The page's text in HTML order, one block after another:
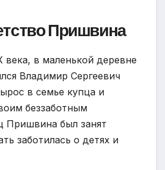
Пришвина
века, в маленькой деревне
Владимир Сергеевич
в семье купца и
беззаботным
Пришвина был занят
заботилась о детях и